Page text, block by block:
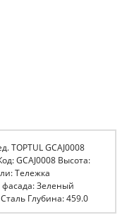
TOPTUL GCAJ0008
GCAJ0008 Высота:
Тележка
Зеленый
Глубина: 459.0